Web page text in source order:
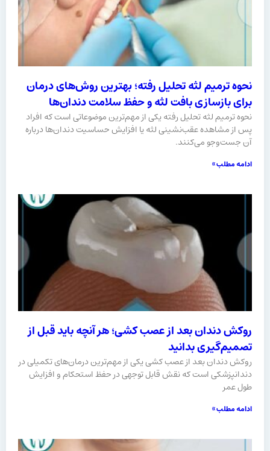
نحوه ترمیم لثه تحلیل رفته؛ بهترین روش‌های درمان
برای بازسازی بافت لثه و حفظ سلامت دندان‌ها
نحوه ترمیم لثه تحلیل رفته یکی از مهم‌ترین موضوعاتی است که افراد
پس از مشاهده عقب‌نشینی لثه یا افزایش حساسیت دندان‌ها درباره
آن جست‌وجو می‌کنند.
ادامه مطلب »
روکش دندان بعد از عصب کشی؛ هر آنچه باید قبل از
تصمیم‌گیری بدانید
روکش دندان بعد از عصب کشی یکی از مهم‌ترین درمان‌های تکمیلی در
دندانپزشکی است که نقش قابل توجهی در حفظ استحکام و افزایش
طول عمر
ادامه مطلب »